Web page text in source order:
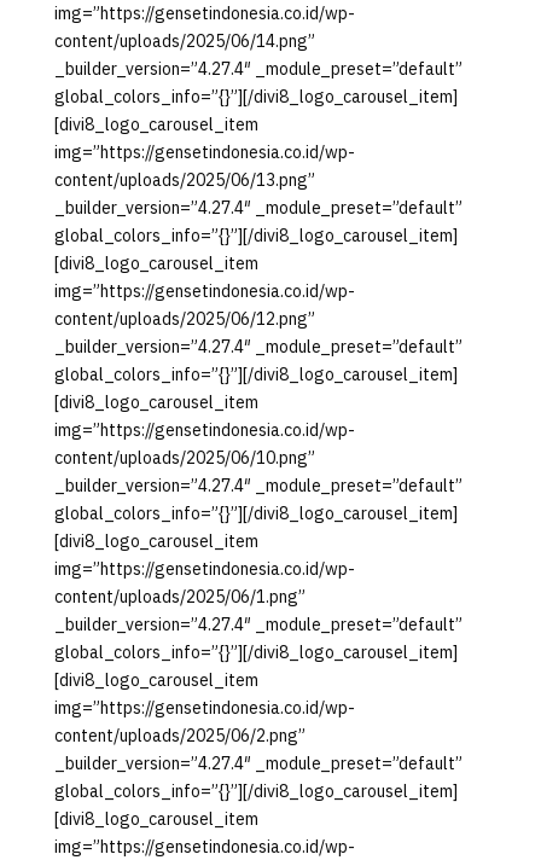
img=”https://gensetindonesia.co.id/wp-
content/uploads/2025/06/14.png”
_builder_version=”4.27.4″ _module_preset=”default”
global_colors_info=”{}”][/divi8_logo_carousel_item]
[divi8_logo_carousel_item
img=”https://gensetindonesia.co.id/wp-
content/uploads/2025/06/13.png”
_builder_version=”4.27.4″ _module_preset=”default”
global_colors_info=”{}”][/divi8_logo_carousel_item]
[divi8_logo_carousel_item
img=”https://gensetindonesia.co.id/wp-
content/uploads/2025/06/12.png”
_builder_version=”4.27.4″ _module_preset=”default”
global_colors_info=”{}”][/divi8_logo_carousel_item]
[divi8_logo_carousel_item
img=”https://gensetindonesia.co.id/wp-
content/uploads/2025/06/10.png”
_builder_version=”4.27.4″ _module_preset=”default”
global_colors_info=”{}”][/divi8_logo_carousel_item]
[divi8_logo_carousel_item
img=”https://gensetindonesia.co.id/wp-
content/uploads/2025/06/1.png”
_builder_version=”4.27.4″ _module_preset=”default”
global_colors_info=”{}”][/divi8_logo_carousel_item]
[divi8_logo_carousel_item
img=”https://gensetindonesia.co.id/wp-
content/uploads/2025/06/2.png”
_builder_version=”4.27.4″ _module_preset=”default”
global_colors_info=”{}”][/divi8_logo_carousel_item]
[divi8_logo_carousel_item
img=”https://gensetindonesia.co.id/wp-